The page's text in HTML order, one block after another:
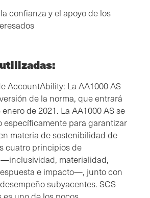
confianza y el apoyo de los
AccountAbility: La AA1000 AS
de la norma, que entrará
de 2021. La AA1000 AS se
específicamente para garantizar
materia de sostenibilidad de
cuatro principios de
materialidad,
e impacto—, junto con
subyacentes. SCS